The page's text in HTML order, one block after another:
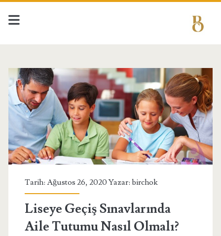
BIRCHOK
-
Konuşacak
Birçok
Konu
Var
Yazılar
Tarih: Ağustos 26, 2020 Yazar: birchok
Liseye Geçiş Sınavlarında
Aile Tutumu Nasıl Olmalı?